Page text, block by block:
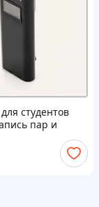
студентов
пар и